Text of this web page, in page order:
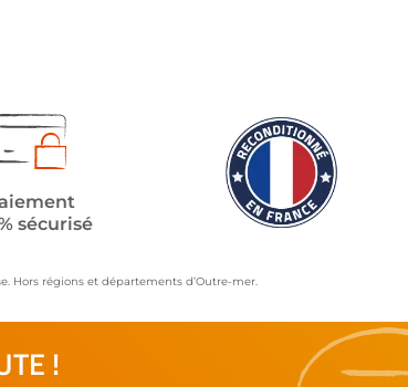
sécurisé
Hors régions et départements d’Outre-mer.
!